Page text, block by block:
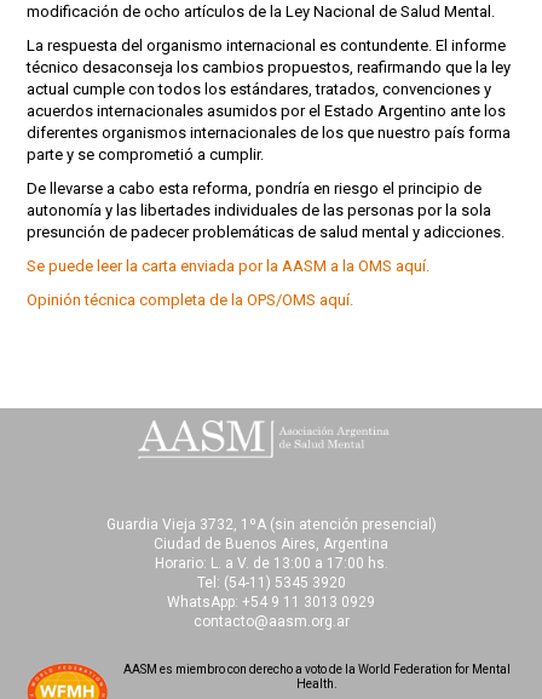
modificación de ocho artículos de la Ley Nacional de Salud Mental.
La respuesta del organismo internacional es contundente. El informe
técnico desaconseja los cambios propuestos, reafirmando que la ley
actual cumple con todos los estándares, tratados, convenciones y
acuerdos internacionales asumidos por el Estado Argentino ante los
diferentes organismos internacionales de los que nuestro país forma
parte y se comprometió a cumplir.
De llevarse a cabo esta reforma, pondría en riesgo el principio de
autonomía y las libertades individuales de las personas por la sola
presunción de padecer problemáticas de salud mental y adicciones.
Se puede leer la carta enviada por la AASM a la OMS aquí.
Opinión técnica completa de la OPS/OMS aquí.
Guardia Vieja 3732, 1ºA (sin atención presencial)
Ciudad de Buenos Aires, Argentina
Horario: L. a V. de 13:00 a 17:00 hs.
Tel: (54-11) 5345 3920
WhatsApp: +54 9 11 3013 0929
contacto@aasm.org.ar
AASM es miembro con derecho a voto de la World Federation for Mental
Health.